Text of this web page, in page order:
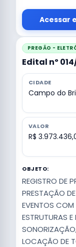
Acessar
PREGÃO -
Edital nº
CIDADE
Campo do
VALOR
R$
OBJETO:
REGISTRO DE
PRESTAÇÃO
EVENTOS
ESTRUTURAS
LOCAÇÃO DE